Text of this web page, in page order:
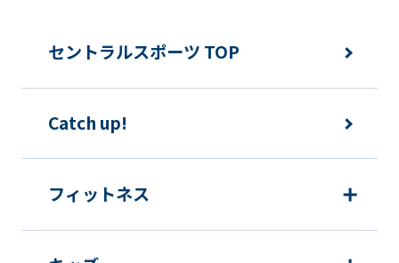
セントラルスポーツ TOP
Catch up!
フィットネス